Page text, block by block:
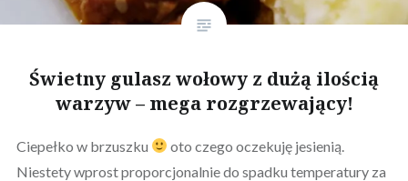
Świetny gulasz wołowy z dużą ilością
warzyw – mega rozgrzewający!
Ciepełko w brzuszku
oto czego oczekuję jesienią.
Niestety wprost proporcjonalnie do spadku temperatury za